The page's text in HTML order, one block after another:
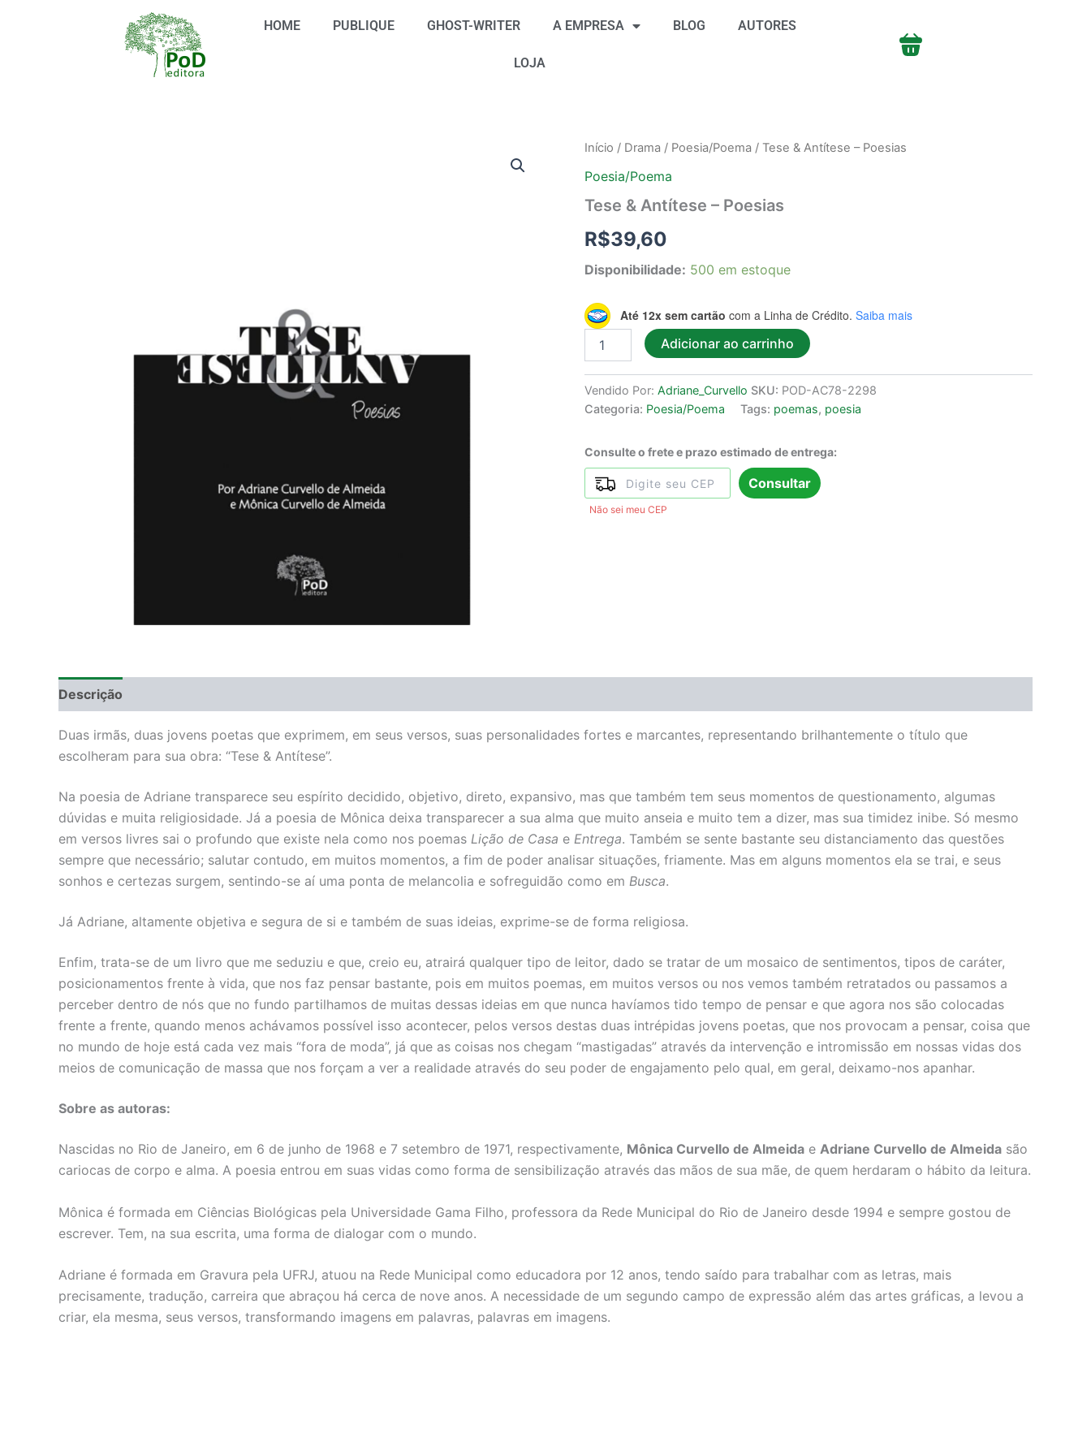
HOME PUBLIQUE GHOST-WRITER A EMPRESA BLOG AUTORES
LOJA
Início / Drama / Poesia/Poema / Tese & Antítese – Poesias
Poesia/Poema
Tese & Antítese – Poesias
R$39,60
Disponibilidade: 500 em estoque
Até 12x sem cartão com a Linha de Crédito. Saiba mais
Tese
Antítese
Poesias
Adicionar ao carrinho
Vendido Por: Adriane_Curvello SKU: POD-AC78-2298
Categoria: Poesia/Poema Tags: poemas, poesia
Consulte o frete e prazo estimado de entrega:
Consultar
Não sei meu CEP
Descrição
Duas irmãs, duas jovens poetas que exprimem, em seus versos, suas personalidades fortes e marcantes, representando brilhantemente o título que
escolheram para sua obra: “Tese & Antítese”.
Na poesia de Adriane transparece seu espírito decidido, objetivo, direto, expansivo, mas que também tem seus momentos de questionamento, algumas
dúvidas e muita religiosidade. Já a poesia de Mônica deixa transparecer a sua alma que muito anseia e muito tem a dizer, mas sua timidez inibe. Só mesmo
em versos livres sai o profundo que existe nela como nos poemas Lição de Casa e Entrega. Também se sente bastante seu distanciamento das questões
sempre que necessário; salutar contudo, em muitos momentos, a fim de poder analisar situações, friamente. Mas em alguns momentos ela se trai, e seus
sonhos e certezas surgem, sentindo-se aí uma ponta de melancolia e sofreguidão como em Busca.
Já Adriane, altamente objetiva e segura de si e também de suas ideias, exprime-se de forma religiosa.
Enfim, trata-se de um livro que me seduziu e que, creio eu, atrairá qualquer tipo de leitor, dado se tratar de um mosaico de sentimentos, tipos de caráter,
posicionamentos frente à vida, que nos faz pensar bastante, pois em muitos poemas, em muitos versos ou nos vemos também retratados ou passamos a
perceber dentro de nós que no fundo partilhamos de muitas dessas ideias em que nunca havíamos tido tempo de pensar e que agora nos são colocadas
frente a frente, quando menos achávamos possível isso acontecer, pelos versos destas duas intrépidas jovens poetas, que nos provocam a pensar, coisa que
no mundo de hoje está cada vez mais “fora de moda”, já que as coisas nos chegam “mastigadas” através da intervenção e intromissão em nossas vidas dos
meios de comunicação de massa que nos forçam a ver a realidade através do seu poder de engajamento pelo qual, em geral, deixamo-nos apanhar.
Sobre as autoras:
Nascidas no Rio de Janeiro, em 6 de junho de 1968 e 7 setembro de 1971, respectivamente, Mônica Curvello de Almeida e Adriane Curvello de Almeida são
cariocas de corpo e alma. A poesia entrou em suas vidas como forma de sensibilização através das mãos de sua mãe, de quem herdaram o hábito da leitura.
Mônica é formada em Ciências Biológicas pela Universidade Gama Filho, professora da Rede Municipal do Rio de Janeiro desde 1994 e sempre gostou de
escrever. Tem, na sua escrita, uma forma de dialogar com o mundo.
Adriane é formada em Gravura pela UFRJ, atuou na Rede Municipal como educadora por 12 anos, tendo saído para trabalhar com as letras, mais
precisamente, tradução, carreira que abraçou há cerca de nove anos. A necessidade de um segundo campo de expressão além das artes gráficas, a levou a
criar, ela mesma, seus versos, transformando imagens em palavras, palavras em imagens.